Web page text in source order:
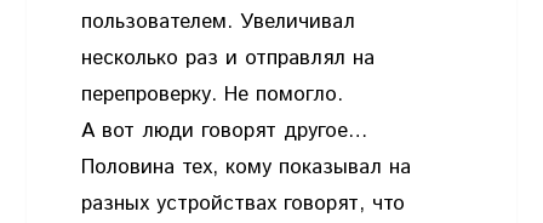
пользователем. Увеличивал
несколько раз и отправлял на
перепроверку. Не помогло.
А вот люди говорят другое…
Половина тех, кому показывал на
разных устройствах говорят, что